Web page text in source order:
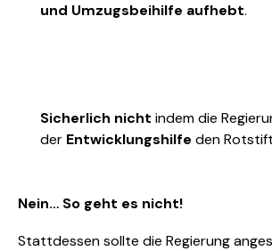
und Umzugsbeihilfe aufhebt.
Sicherlich nicht indem die
der Entwicklungshilfe den
Nein… So geht es nicht!
Stattdessen sollte die Regierung